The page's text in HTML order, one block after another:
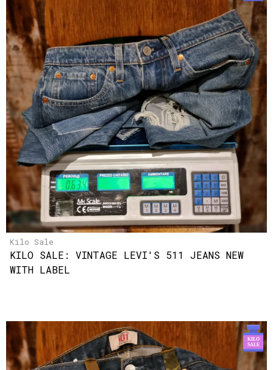
Kilo Sale
KILO SALE: VINTAGE LEVI'S 511 JEANS NEW
WITH LABEL